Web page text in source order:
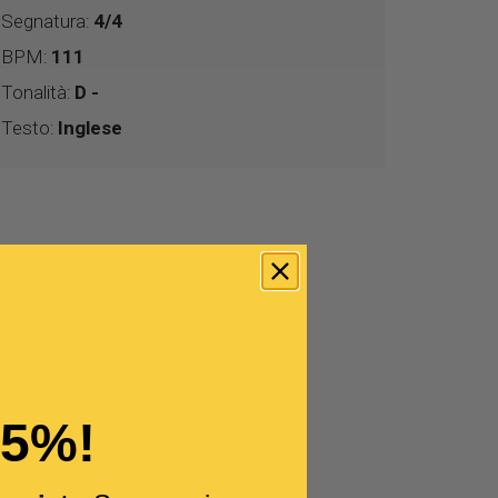
Segnatura: 4/4
BPM: 111
Tonalità: D -
Testo: Inglese